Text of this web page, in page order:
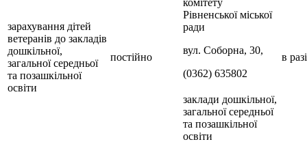
зарахування дітей
ветеранів до закладів
дошкільної,
загальної середньої
та позашкільної
освіти
постійно
Рівненської міської
ради
вул. Соборна, 30,
(0362) 635802
в
заклади дошкільної,
загальної середньої
та позашкільної
освіти